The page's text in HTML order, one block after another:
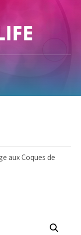
aux Coques de